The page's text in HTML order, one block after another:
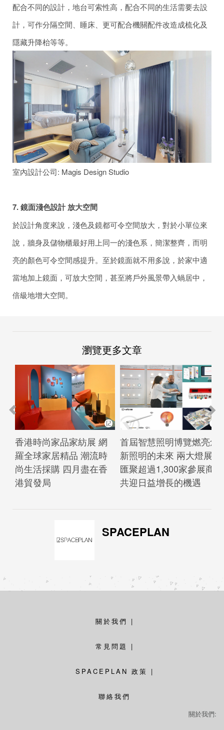
配合不同的設計，地台可索性高，配合不同的生活需要去設
計，可作分隔空間、睡床、更可配合機關配件改造成梳化及
隱藏升降枱等等。
室內設計公司: Magis Design Studio
7. 鏡面淺色設計 放大空間
於設計角度來說，淺色及鏡都可令空間放大，對於小單位來
說，牆身及儲物櫃最好用上同一的淺色系，簡潔整齊，而明
亮的顏色可令空間感提升。至於鏡面就不用多說，於家中適
當地加上鏡面，可放大空間，甚至將戶外風景帶入蝸居中，
倍級地增大空間。
瀏覽更多文章
香港時尚家品家紡展 網
羅全球家居精品 潮流時
尚生活採購 四月盡在香
港貿發局
首屆智慧照明博覽燃亮創
新照明的未來 兩大燈展
匯聚超過1,300家參展商
共迎日益增長的機遇
SPACEPLAN
關於我們 |
常見問題 |
SPACEPLAN 政策 |
聯絡我們
關於我們: